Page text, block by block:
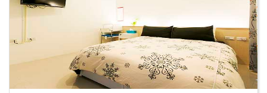
客
滿
度
訂